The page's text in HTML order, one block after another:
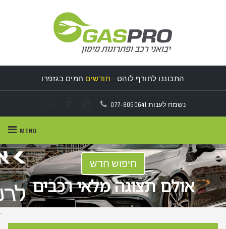
חסכו עד!20% מהמחירון
התכוננו לחורף לוהט -חודשיםחמים בגזפרו
077-8050641נשמח לענות
MENU
חיפוש חדש
אולם תצוגה מלאי רכבים
-